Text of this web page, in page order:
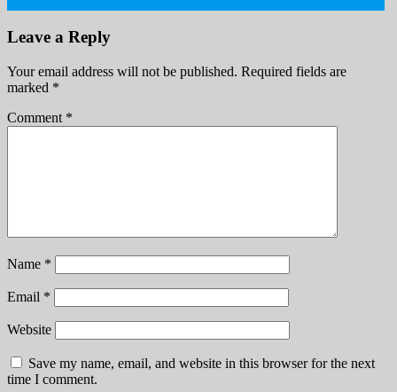
Leave a Reply
Your email address will not be published. Required fields are
marked *
Comment *
Name *
Email *
Website
Save my name, email, and website in this browser for the next
time I comment.